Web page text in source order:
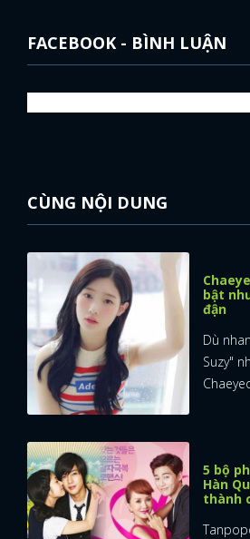
FACEBOOK - BÌNH LUẬN
CÙNG NỘI DUNG
bật
đận
Dù
Suzy"
5 bộ
Hàn
thành